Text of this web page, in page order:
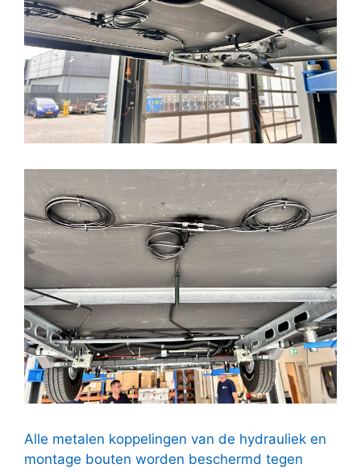
Alle metalen koppelingen van de hydrauliek en
montage bouten worden beschermd tegen